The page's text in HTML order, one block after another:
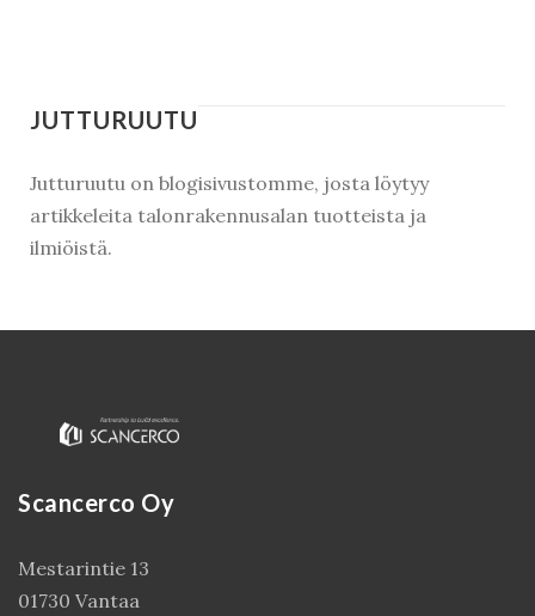
JUTTURUUTU
Jutturuutu on blogisivustomme, josta löytyy
artikkeleita talonrakennusalan tuotteista ja
ilmiöistä.
Scancerco Oy
Mestarintie 13
01730 Vantaa